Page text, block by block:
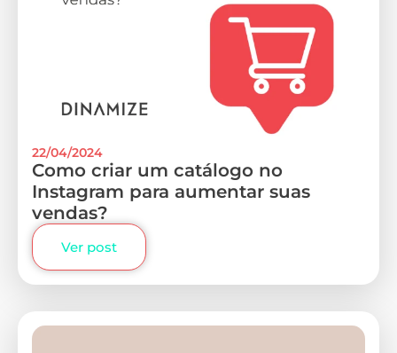
22/04/2024
Como criar um catálogo no
Instagram para aumentar suas
vendas?
Ver post